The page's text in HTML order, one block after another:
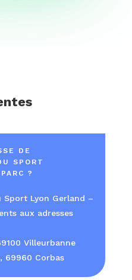
DE
SPORT
?
Sport Lyon Gerland –
aux adresses
Villeurbanne
69960 Corbas